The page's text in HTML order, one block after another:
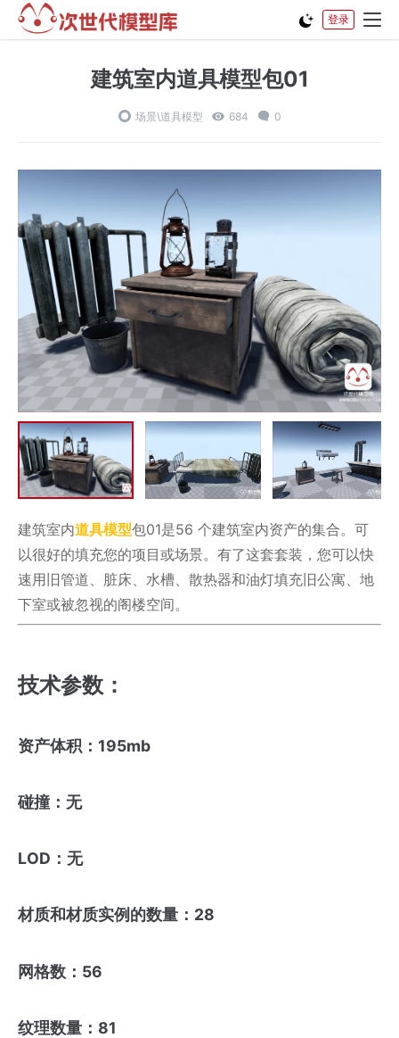
登录
建筑室内道具模型包01
场景\道具模型 684 0
建筑室内道具模型包01是56 个建筑室内资产的集合。可
以很好的填充您的项目或场景。有了这套套装，您可以快
速用旧管道、脏床、水槽、散热器和油灯填充旧公寓、地
下室或被忽视的阁楼空间。
技术参数：
资产体积：195mb
碰撞：无
LOD：无
材质和材质实例的数量：28
网格数：56
纹理数量：81